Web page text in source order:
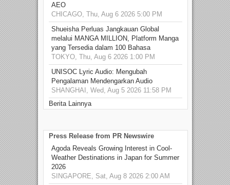
AEO
CHICAGO, Thu, Aug 6 2026 5:00 PM
Shueisha Perluas Jangkauan Global
melalui MANGA MILLION, Platform Manga
yang Tersedia dalam 100 Bahasa
TOKYO, Thu, Aug 6 2026 1:00 PM
UNISOC Lyric Audio: Mengubah
Pengalaman Mendengarkan Audio
SHANGHAI, Wed, Aug 5 2026 11:58 PM
Berita Lainnya
Press Release from PR Newswire
Agoda Reveals Growing Interest in Cool-
Weather Destinations in Japan for Summer
2026
SINGAPORE, Sat, Aug 8 2026 2:00 AM